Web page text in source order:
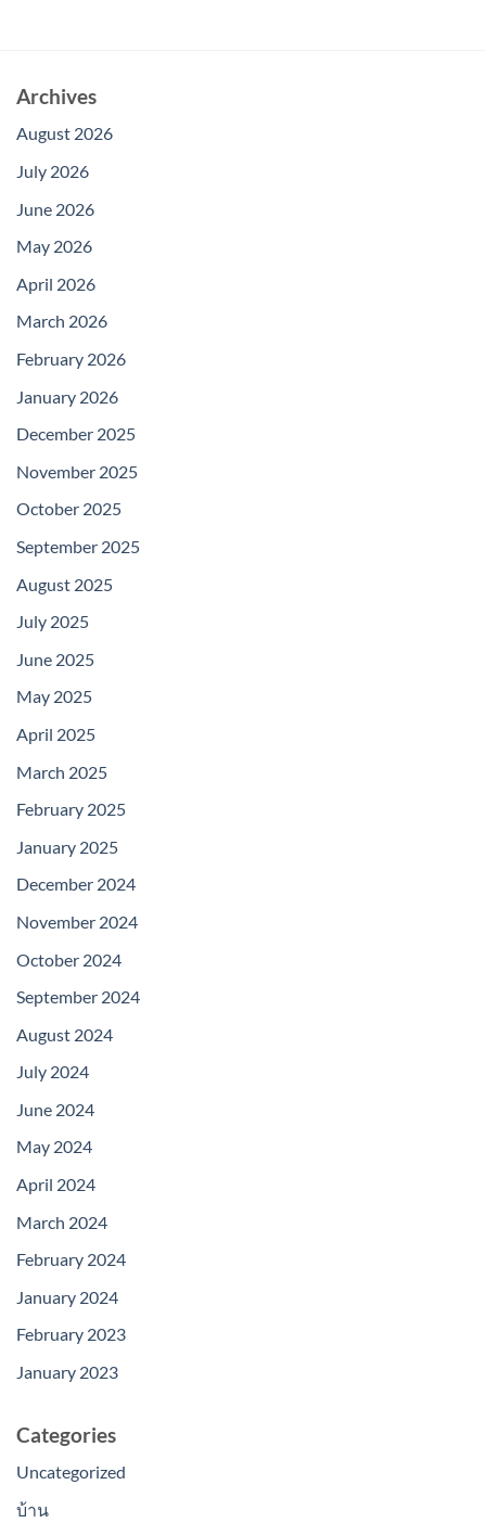
Archives
August 2026
July 2026
June 2026
May 2026
April 2026
March 2026
February 2026
January 2026
December 2025
November 2025
October 2025
September 2025
August 2025
July 2025
June 2025
May 2025
April 2025
March 2025
February 2025
January 2025
December 2024
November 2024
October 2024
September 2024
August 2024
July 2024
June 2024
May 2024
April 2024
March 2024
February 2024
January 2024
February 2023
January 2023
Categories
Uncategorized
บ้าน